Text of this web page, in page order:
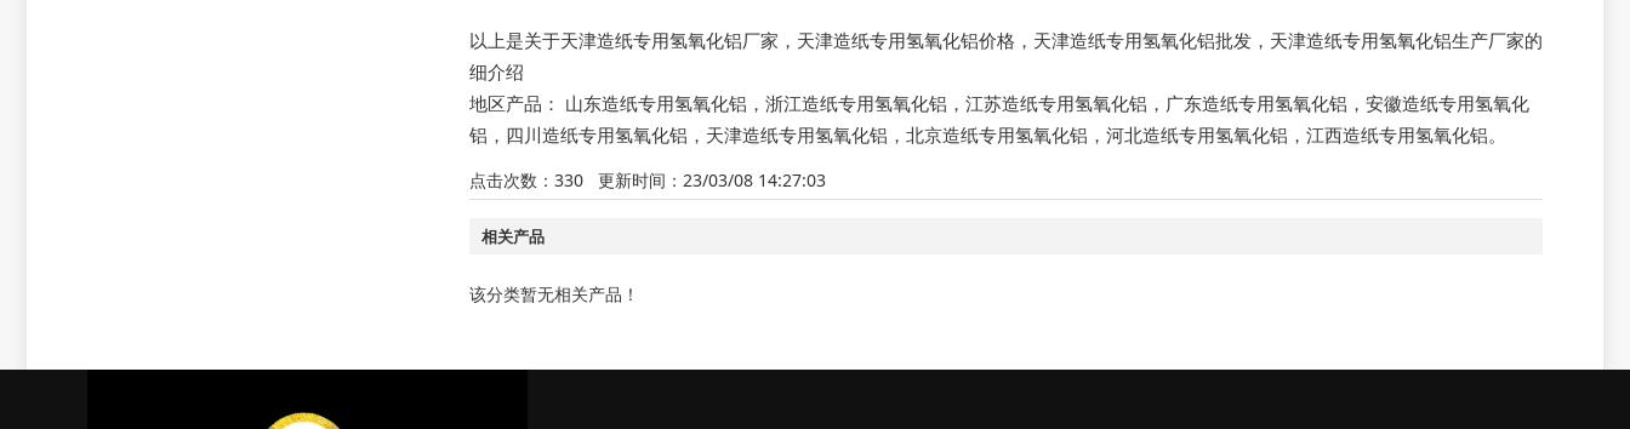
以上是关于天津造纸专用氢氧化铝厂家，天津造纸专用氢氧化铝价格，天津造纸专用氢氧化铝批发，天津造纸专用氢氧化铝生产厂家的详
细介绍
地区产品： 山东造纸专用氢氧化铝 ， 浙江造纸专用氢氧化铝 ， 江苏造纸专用氢氧化铝 ， 广东造纸专用氢氧化铝 ， 安徽造纸专用氢氧化
铝 ， 四川造纸专用氢氧化铝 ， 天津造纸专用氢氧化铝 ， 北京造纸专用氢氧化铝 ， 河北造纸专用氢氧化铝 ， 江西造纸专用氢氧化铝。
点击次数： 330 更新时间：23/03/08 14:27:03
相关产品
该分类暂无相关产品！